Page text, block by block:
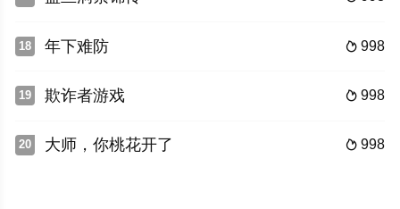
18  998
年下难防
19  998
欺诈者游戏
20  998
大师，你桃花开了